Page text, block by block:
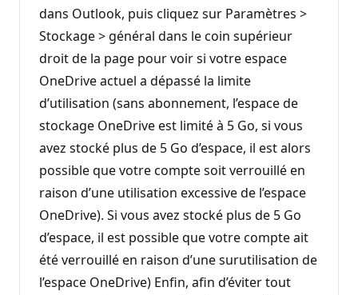
dans Outlook, puis cliquez sur Paramètres >
Stockage > général dans le coin supérieur
droit de la page pour voir si votre espace
OneDrive actuel a dépassé la limite
d’utilisation (sans abonnement, l’espace de
stockage OneDrive est limité à 5 Go, si vous
avez stocké plus de 5 Go d’espace, il est alors
possible que votre compte soit verrouillé en
raison d’une utilisation excessive de l’espace
OneDrive). Si vous avez stocké plus de 5 Go
d’espace, il est possible que votre compte ait
été verrouillé en raison d’une surutilisation de
l’espace OneDrive) Enfin, afin d’éviter tout